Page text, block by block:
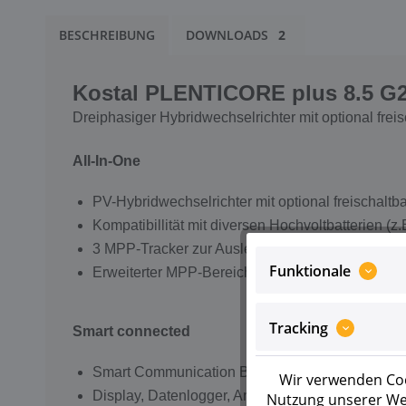
BESCHREIBUNG DOWNLOADS 2
Kostal PLENTICORE plus 8.5
Dreiphasiger Hybridwechselrichter mit optional
All-In-One
PV-Hybridwechselrichter mit optional
Kompatibillität mit diversen Hochvoltbatterien
3 MPP-Tracker zur Auslegung fast aller Dächer
Erweiterter MPP-Bereich - perfekt für Repowering
Smart connected
Smart Communication Board zukunftssicher
Display, Datenlogger, Anlagenüberwachung,
Funktionale
Tracking
Wir verwenden
Nutzung unserer